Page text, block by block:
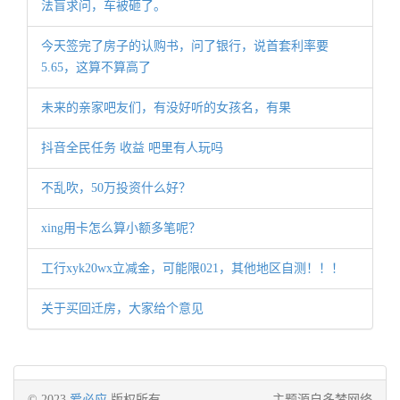
法盲求问，车被砸了。
今天签完了房子的认购书，问了银行，说首套利率要
5.65，这算不算高了
未来的亲家吧友们，有没好听的女孩名，有果
抖音全民任务 收益 吧里有人玩吗
不乱吹，50万投资什么好？
xing用卡怎么算小额多笔呢？
工行xyk20wx立减金，可能限021，其他地区自测！！！
关于买回迁房，大家给个意见